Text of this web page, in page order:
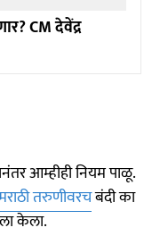
CM देवेंद्र
आम्हीही नियम पाळू.
तरुणीवरचबंदी का
केला.